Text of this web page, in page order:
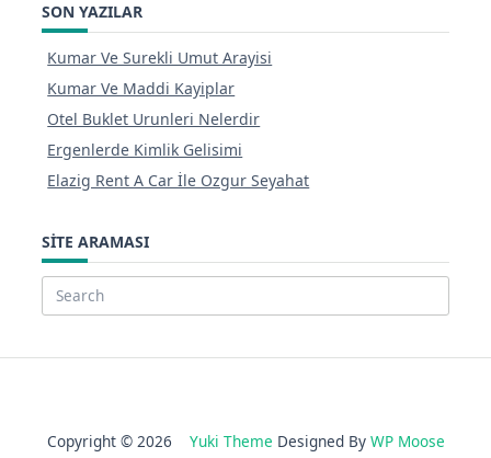
SON YAZILAR
Kumar Ve Surekli Umut Arayisi
Kumar Ve Maddi Kayiplar
Otel Buklet Urunleri Nelerdir
Ergenlerde Kimlik Gelisimi
Elazig Rent A Car İle Ozgur Seyahat
SITE ARAMASI
Search
Copyright © 2026 Yuki Theme Designed By WP Moose